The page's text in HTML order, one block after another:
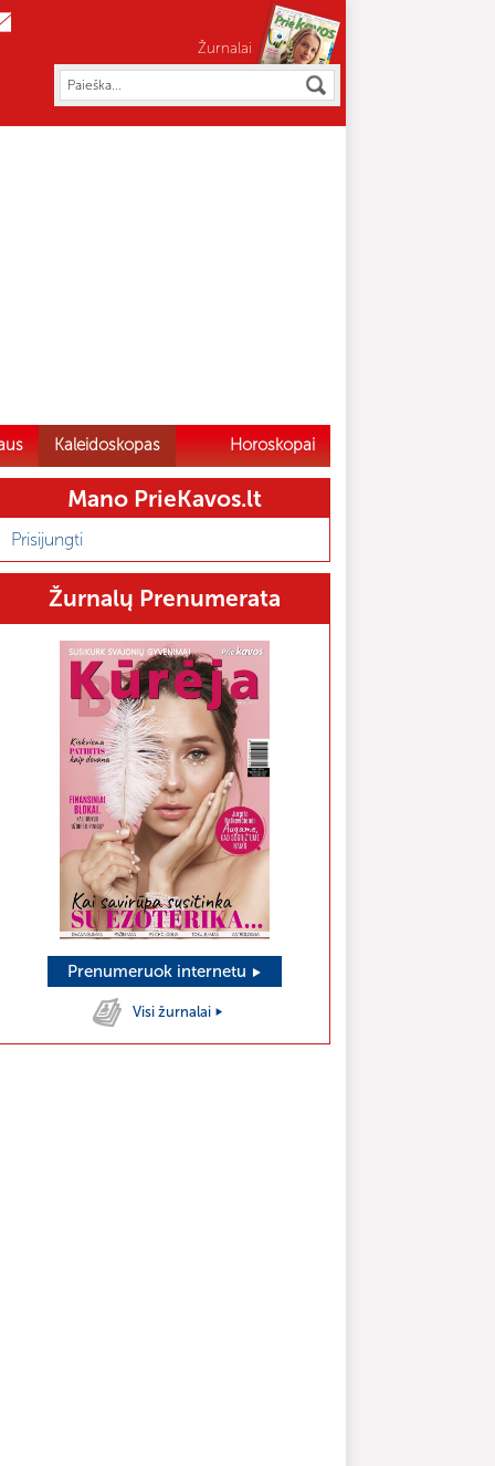
Žurnalai
Kaleidoskopas Horoskopai
Mano PrieKavos.lt
Prisijungti
Žurnalų Prenumerata
Prenumeruok internetu
Visi žurnalai